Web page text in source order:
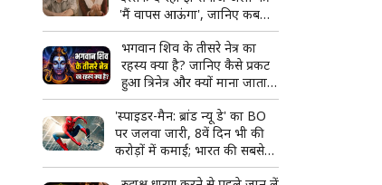
'मैं वापस आऊंगा', जानिए कब
और कहां देख पाएंगे फिल्म
भगवान शिव के तीसरे नेत्र का
रहस्य क्या है? जानिए कैसे प्रकट
हुआ त्रिनेत्र और क्यों माना जाता है
दिव्य शक्ति का प्रतीक
'स्पाइडर-मैन: ब्रांड न्यू डे' का BO
पर जलवा जारी, 8वें दिन भी की
करोड़ों में कमाई; भारत की सबसे
बड़ी हॉलीवुड फिल्म बनने से इतनी